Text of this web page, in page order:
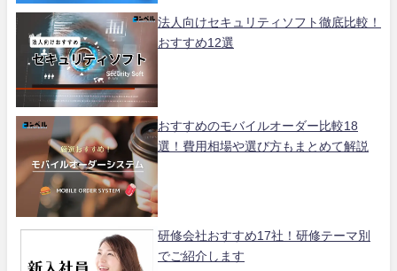
法人向けセキュリティソフト徹底比較！
おすすめ12選
おすすめのモバイルオーダー比較18
選！費用相場や選び方もまとめて解説
研修会社おすすめ17社！研修テーマ別
でご紹介します